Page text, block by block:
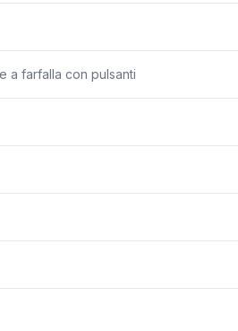
a farfalla con pulsanti